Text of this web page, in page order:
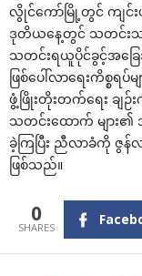
လွိုင်‌ကော်မြို့တွင် ကျင်း
ဒုတိယ‌နေ့တွင် သတင်းသမာ
သတင်းရယူပိုင်ခွင့်အ‌ခြေအ‌
ဖြစ်‌ပေါ်လာ‌ရေးကိစ္စရ
ဖွံ့ဖြိုးတိုးတက်‌ရေး ချဉ်
သတင်း‌ထောက် များ၏ အ
ခဲ့ကြပြီး ညီလာခံကို ဇွ
ဖြစ်သည်။
0